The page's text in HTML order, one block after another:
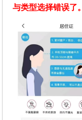
与类型选择错误了。